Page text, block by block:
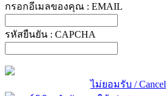
กรอกอีเมลของคุณ : EMAIL
รหัสยืนยัน : CAPCHA
ไม่ยอมรับ / Cancel